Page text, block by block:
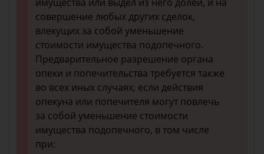
совершение любых других сделок,
влекущих за собой уменьшение
стоимости имущества подопечного.
Предварительное разрешение органа
опеки и попечительства требуется также
во всех иных случаях, если действия
опекуна или попечителя могут повлечь
за собой уменьшение стоимости
имущества подопечного, в том числе
при: